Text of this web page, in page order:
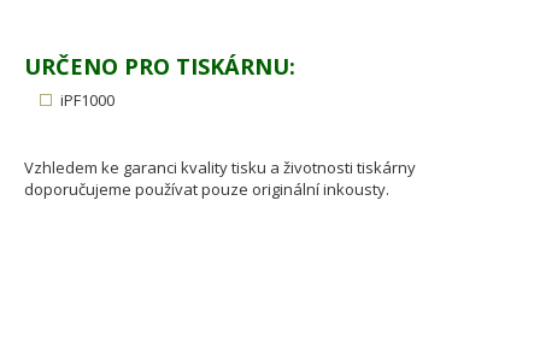
URČENO PRO TISKÁRNU:
iPF1000
Vzhledem ke garanci kvality tisku a životnosti tiskárny
doporučujeme používat pouze originální inkousty.